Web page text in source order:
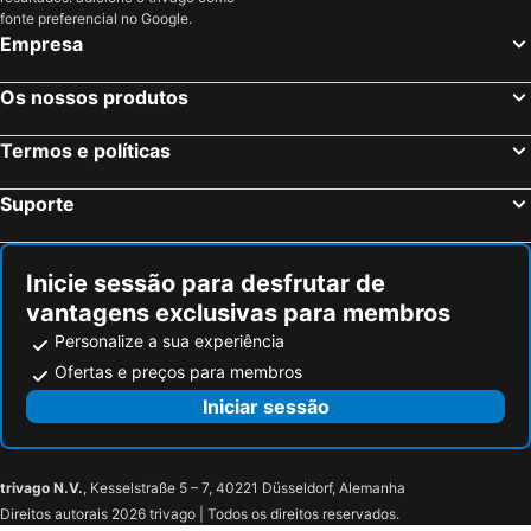
Nova Iguaçu, Rio de Janeiro Hotéis
Fortaleza, Ceará Hotéis
Foz do Iguaçu, Paraná Hotéis
Porto de Galinhas, Pernambuco Hotéis
Porto Seguro, Bahia Hotéis
fonte preferencial no Google.
Empresa
Os nossos produtos
Termos e políticas
Suporte
Inicie sessão para desfrutar de
vantagens exclusivas para membros
Personalize a sua experiência
Ofertas e preços para membros
Iniciar sessão
trivago N.V., Kesselstraße 5 – 7, 40221 Düsseldorf, Alemanha
Direitos autorais 2026 trivago | Todos os direitos reservados.